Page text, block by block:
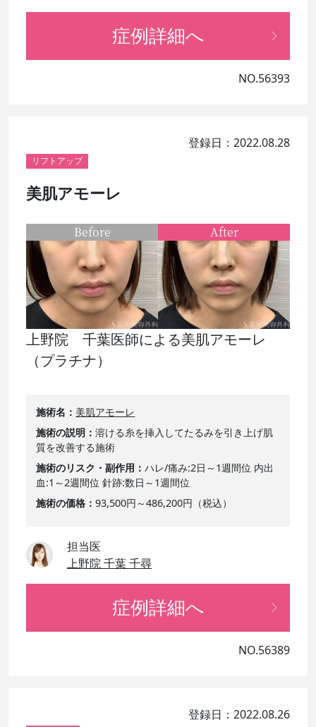
症例詳細へ
NO.56393
登録日：2022.08.28
リフトアップ
美肌アモーレ
上野院 千葉医師による美肌アモーレ
（プラチナ）
施術名
美肌アモーレ
施術の説明
溶ける糸を挿入してたるみを引き上げ肌
質を改善する施術
施術のリスク・副作用
ハレ/痛み:2日～1週間位 内出
血:1～2週間位 針跡:数日～1週間位
施術の価格
93,500円～486,200円（税込）
担当医
上野院 千葉 千尋
Before After
症例詳細へ
NO.56389
登録日：2022.08.26